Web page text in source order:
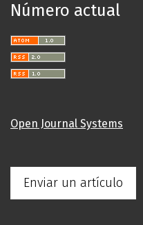
Número actual
Open Journal Systems
Enviar un artículo